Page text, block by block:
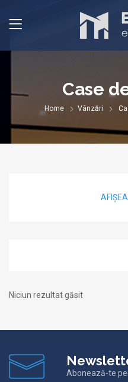
Case
Home Vânzări
Niciun rezultat găsit
Abonează-te